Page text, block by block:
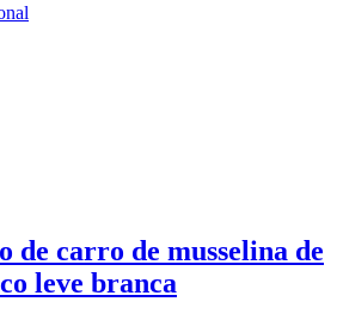
de carro de musselina de
leve branca